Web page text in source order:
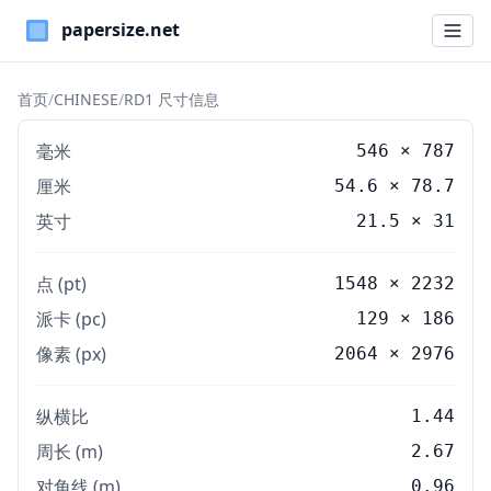
Paper Sizes
首页/CHINESE/RD1 尺寸信息
毫米 546 × 787
厘米 54.6 × 78.7
英寸 21.5 × 31
点 (pt) 1548 × 2232
派卡 (pc) 129 × 186
像素 (px) 2064 × 2976
纵横比 1.44
周长 (m) 2.67
0.96